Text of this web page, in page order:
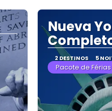
Nueva
2 DESTINOS 5
Pacote de Férias